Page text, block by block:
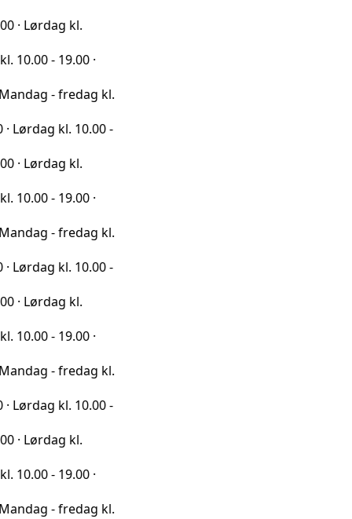
kl.
19.00 ·
- fredag kl.
kl. 10.00 -
kl.
19.00 ·
- fredag kl.
kl. 10.00 -
kl.
19.00 ·
- fredag kl.
kl. 10.00 -
kl.
19.00 ·
- fredag kl.